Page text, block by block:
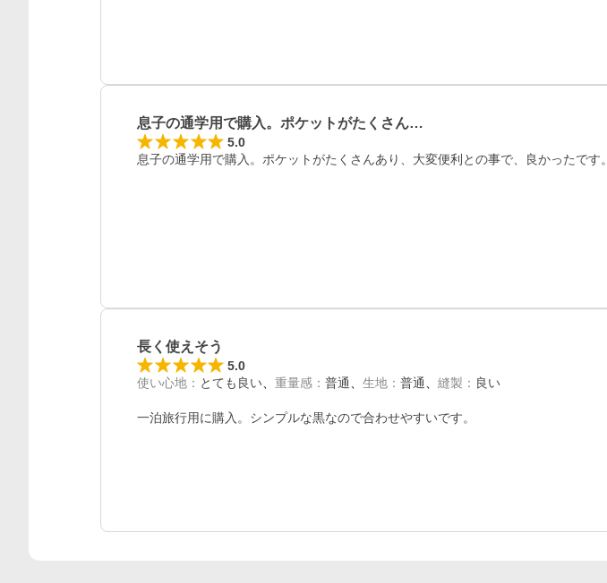
息子の通学用で購入。ポケットがたくさん…
5.0
息子の通学用で購入。ポケットがたくさんあり、大変便利との事で、良かったです。
長く使えそう
5.0
使い心地 ： とても良い 重量感 ： 普通 生地 ： 普通 縫製 ： 良い
一泊旅行用に購入。シンプルな黒なので合わせやすいです。